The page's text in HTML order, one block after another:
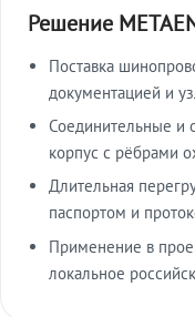
Решение
Поставка
документацией и
Соединительные и
корпус с рёбрами
Длительная
паспортом и
Применение в
локальное